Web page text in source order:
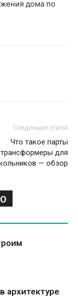
дома по
Следующая статья
Что такое парты
трансформеры для
— обзор
архитектуре